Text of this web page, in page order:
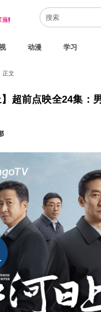
动漫 学习
正文
】超前点映全24集：